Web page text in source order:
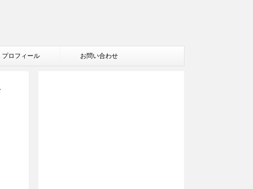
プロフィール お問い合わせ